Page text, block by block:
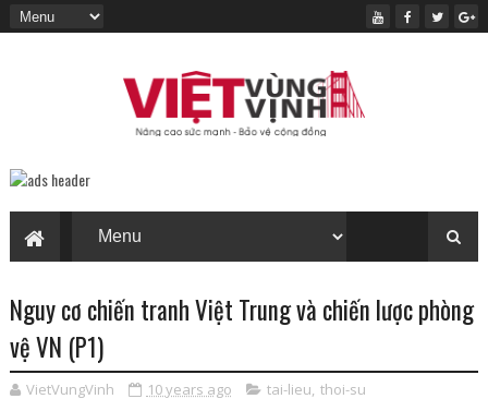
Nguy cơ chiến tranh Việt Trung và chiến lược phòng
vệ VN (P1)
VietVungVinh 10 years ago tai-lieu, thoi-su